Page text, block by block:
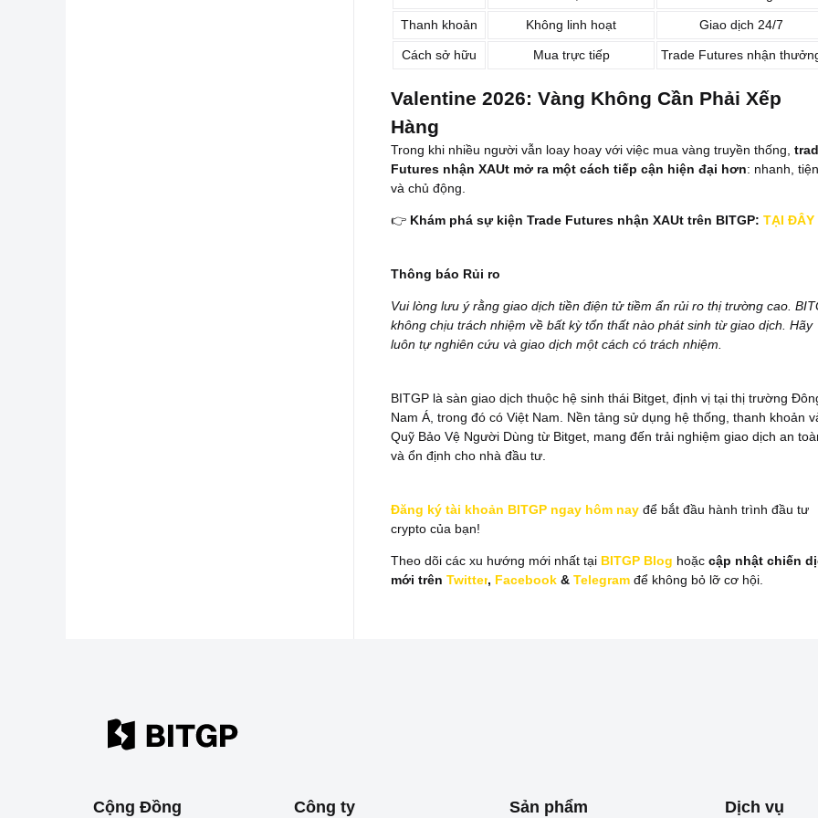
Thanh khoản Không linh hoạt Giao dịch 24/7
Cách sở hữu Mua trực tiếp Trade Futures nhận
Valentine 2026: Vàng Không Cần Phải Xếp
Hàng
Trong khi nhiều người vẫn loay hoay với việc mua vàng truyền thống,
Futures nhận XAUt mở ra một cách tiếp cận hiện đại hơn: nhanh, tiện
và chủ động.
👉 Khám phá sự kiện Trade Futures nhận XAUt trên BITGP: TẠI ĐÂY
Thông báo Rủi ro
Vui lòng lưu ý rằng giao dịch tiền điện tử tiềm ẩn rủi ro thị trường cao.
không chịu trách nhiệm về bất kỳ tổn thất nào phát sinh từ giao dịch. Hãy
luôn tự nghiên cứu và giao dịch một cách có trách nhiệm.
BITGP là sàn giao dịch thuộc hệ sinh thái Bitget, định vị tại thị trường
Nam Á, trong đó có Việt Nam. Nền tảng sử dụng hệ thống, thanh khoản
Quỹ Bảo Vệ Người Dùng từ Bitget, mang đến trải nghiệm giao dịch an
và ổn định cho nhà đầu tư.
Đăng ký tài khoản BITGP ngay hôm nay để bắt đầu hành trình đầu tư
crypto của bạn!
Theo dõi các xu hướng mới nhất tại BITGP Blog hoặc cập nhật chiến
mới trên Twitter, Facebook & Telegram để không bỏ lỡ cơ hội.
Cộng Đồng Công ty Sản phẩm Dịch vụ